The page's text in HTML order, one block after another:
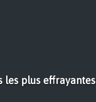
les plus effrayantes